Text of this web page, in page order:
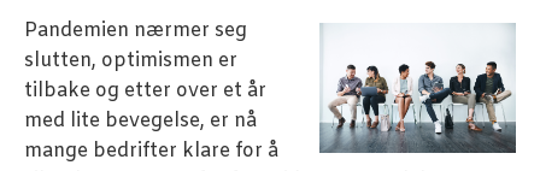
Pandemien nærmer seg
slutten, optimismen er
tilbake og etter over et år
med lite bevegelse, er nå
mange bedrifter klare for å